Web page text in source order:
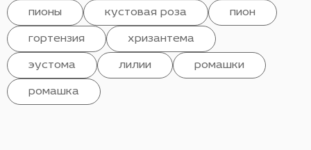
пионы кустовая роза пион
гортензия хризантема
эустома лилии ромашки
ромашка